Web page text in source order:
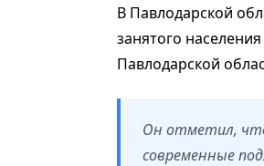
В Павлодарской
занятого
Павлодарской
Он отметил,
современные